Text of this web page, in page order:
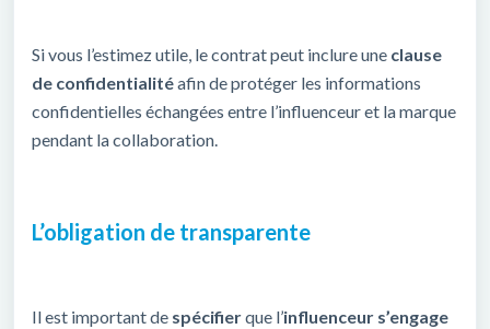
Si vous l’estimez utile, le contrat peut inclure une clause
de confidentialitéafin de protéger les informations
confidentielles échangées entre l’influenceur et la marque
pendant la collaboration.
L’obligation de transparente
Il est important de spécifierque l’influenceur s’engage